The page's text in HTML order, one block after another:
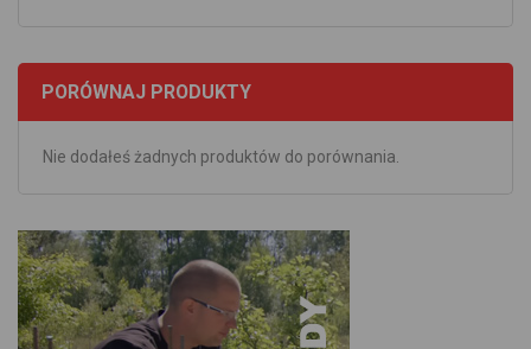
PORÓWNAJ PRODUKTY
Nie dodałeś żadnych produktów do porównania.